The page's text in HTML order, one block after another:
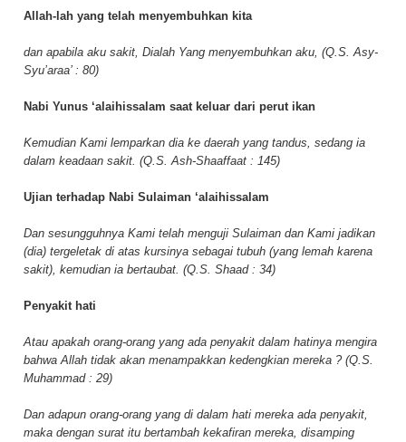
Allah-lah yang telah menyembuhkan kita
dan apabila aku sakit, Dialah Yang menyembuhkan aku, (Q.S. Asy-
Syu’araa’ : 80)
Nabi Yunus ‘alaihissalam saat keluar dari perut ikan
Kemudian Kami lemparkan dia ke daerah yang tandus, sedang ia
dalam keadaan sakit. (Q.S. Ash-Shaaffaat : 145)
Ujian terhadap Nabi Sulaiman ‘alaihissalam
Dan sesungguhnya Kami telah menguji Sulaiman dan Kami jadikan
(dia) tergeletak di atas kursinya sebagai tubuh (yang lemah karena
sakit), kemudian ia bertaubat. (Q.S. Shaad : 34)
Penyakit hati
Atau apakah orang-orang yang ada penyakit dalam hatinya mengira
bahwa Allah tidak akan menampakkan kedengkian mereka ? (Q.S.
Muhammad : 29)
Dan adapun orang-orang yang di dalam hati mereka ada penyakit,
maka dengan surat itu bertambah kekafiran mereka, disamping